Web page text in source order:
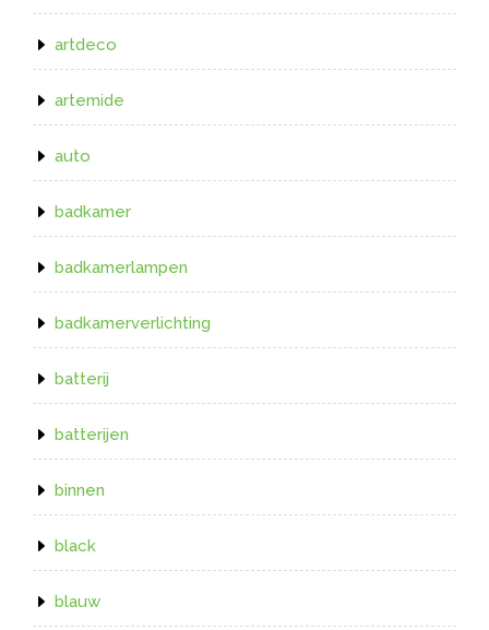
artdeco
artemide
auto
badkamer
badkamerlampen
badkamerverlichting
batterij
batterijen
binnen
black
blauw